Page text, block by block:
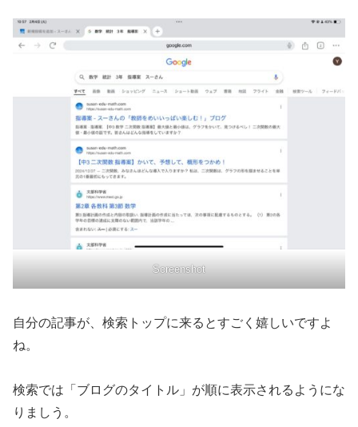
Screenshot
自分の記事が、検索トップに来るとすごく嬉しいですよ
ね。
検索では「ブログのタイトル」が順に表示されるようにな
りましう。